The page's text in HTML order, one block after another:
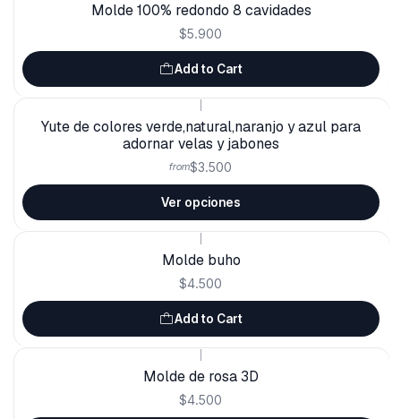
Molde 100% redondo 8 cavidades
$5.900
Add to Cart
Yute de colores verde,natural,naranjo y azul para
adornar velas y jabones
from$3.500
Ver opciones
Molde buho
$4.500
Add to Cart
Molde de rosa 3D
$4.500